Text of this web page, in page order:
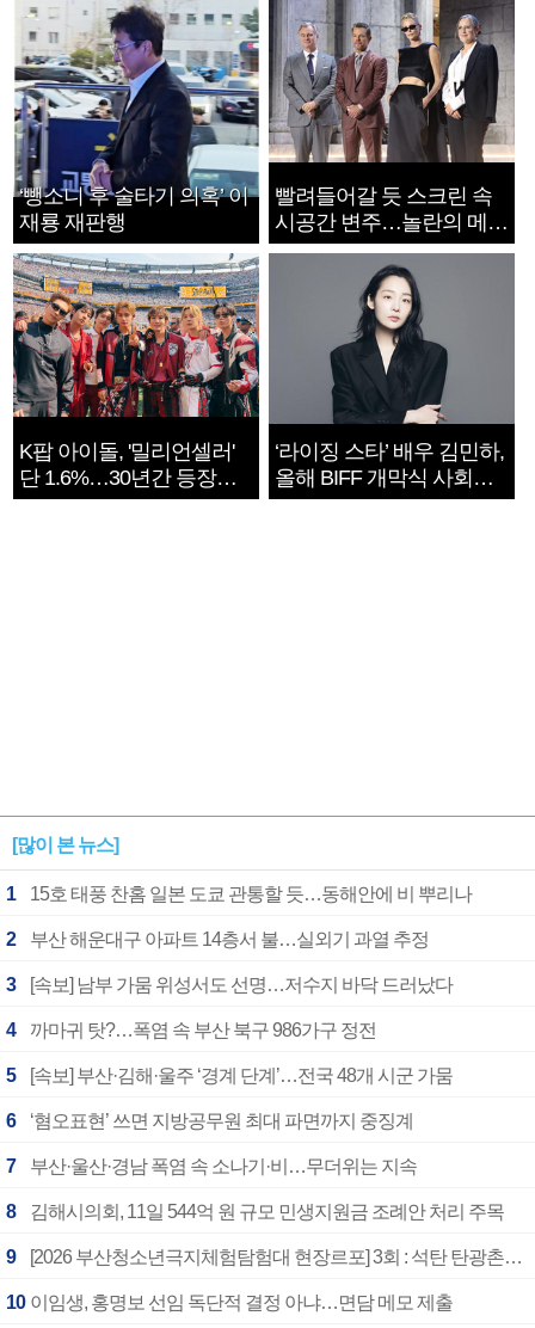
‘뺑소니 후 술타기 의혹’ 이
재룡 재판행
빨려들어갈 듯 스크린 속
시공간 변주…놀란의 메시
지는 ‘전쟁 속죄’
K팝 아이돌, '밀리언셀러'
단 1.6%…30년간 등장
1182개팀 전수조사
‘라이징 스타’ 배우 김민하,
올해 BIFF 개막식 사회자
확정
[많이 본 뉴스]
1 15호 태풍 찬홈 일본 도쿄 관통할 듯…동해안에 비 뿌리나
2 부산 해운대구 아파트 14층서 불…실외기 과열 추정
3 [속보] 남부 가뭄 위성서도 선명…저수지 바닥 드러났다
4 까마귀 탓?…폭염 속 부산 북구 986가구 정전
5 [속보] 부산·김해·울주 ‘경계 단계’…전국 48개 시군 가뭄
6 ‘혐오표현’ 쓰면 지방공무원 최대 파면까지 중징계
7 부산·울산·경남 폭염 속 소나기·비…무더위는 지속
8 김해시의회, 11일 544억 원 규모 민생지원금 조례안 처리 주목
9 [2026 부산청소년극지체험탐험대 현장르포] 3회 : 석탄 탄광촌에서 북극 연구의 중심지로
10 이임생, 홍명보 선임 독단적 결정 아냐…면담 메모 제출